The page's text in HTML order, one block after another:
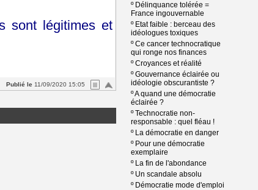
sont légitimes et
Publié le 11/09/2020 15:05
º Délinquance tolérée =
France ingouvernable
º Etat faible : berceau des
idéologues toxiques
ºCe cancer technocratique
qui ronge nos finances
ºCroyances et réalité
ºGouvernance éclairée ou
idéologie obscurantiste ?
ºA quand une démocratie
éclairée ?
ºTechnocratie non-
responsable : quel fléau !
º La démocratie en danger
º Pour une démocratie
exemplaire
º La fin de l'abondance
º Un scandale absolu
º Démocratie mode d'emploi